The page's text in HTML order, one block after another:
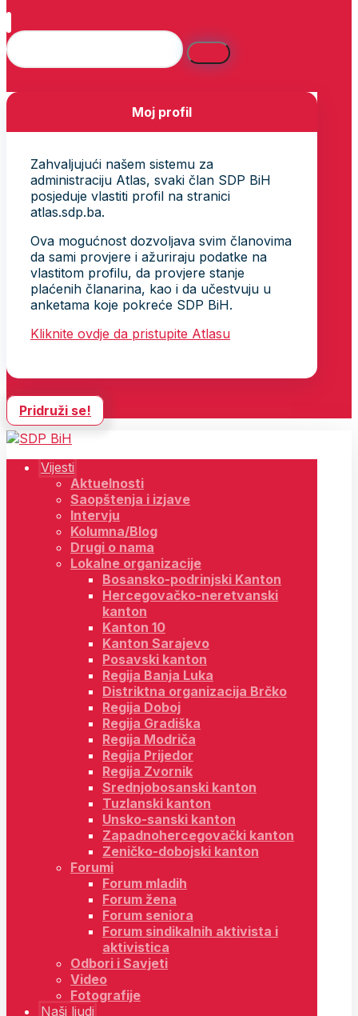
Moj profil
Zahvaljujući našem sistemu za
administraciju Atlas, svaki član SDP BiH
posjeduje vlastiti profil na stranici
atlas.sdp.ba.
Ova mogućnost dozvoljava svim članovima
da sami provjere i ažuriraju podatke na
vlastitom profilu, da provjere stanje
plaćenih članarina, kao i da učestvuju u
anketama koje pokreće SDP BiH.
Kliknite ovdje da pristupite Atlasu
Pridruži se!
Vijesti
Aktuelnosti
Saopštenja i izjave
Intervju
Kolumna/Blog
Drugi o nama
Lokalne organizacije
Bosansko-podrinjski Kanton
Hercegovačko-neretvanski
kanton
Kanton 10
Kanton Sarajevo
Posavski kanton
Regija Banja Luka
Distriktna organizacija Brčko
Regija Doboj
Regija Gradiška
Regija Modriča
Regija Prijedor
Regija Zvornik
Srednjobosanski kanton
Tuzlanski kanton
Unsko-sanski kanton
Zapadnohercegovački kanton
Zeničko-dobojski kanton
Forumi
Forum mladih
Forum žena
Forum seniora
Forum sindikalnih aktivista i
aktivistica
Odbori i Savjeti
Video
Fotografije
Naši ljudi